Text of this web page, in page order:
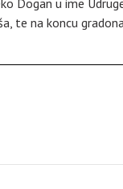
Dogan u ime
te na koncu